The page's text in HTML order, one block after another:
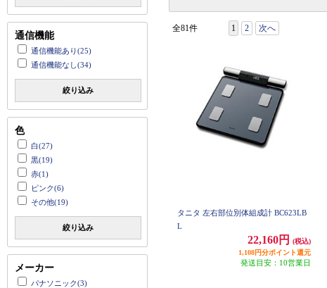
通信機能
通信機能あり(25)
通信機能なし(34)
絞り込み
色
白(27)
黒(19)
赤(1)
ピンク(6)
その他(19)
絞り込み
メーカー
パナソニック(3)
全81件 1 2 次へ
タニタ 左右部位別体組成計 BC623LB
L
22,160円
(税込)
1,108円分ポイント還元
発送目安：10営業日